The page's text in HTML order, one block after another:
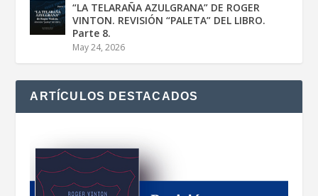
“LA TELARAÑA AZULGRANA” DE ROGER
VINTON. REVISIÓN “PALETA” DEL LIBRO.
Parte 8.
May 24, 2026
ARTÍCULOS DESTACADOS